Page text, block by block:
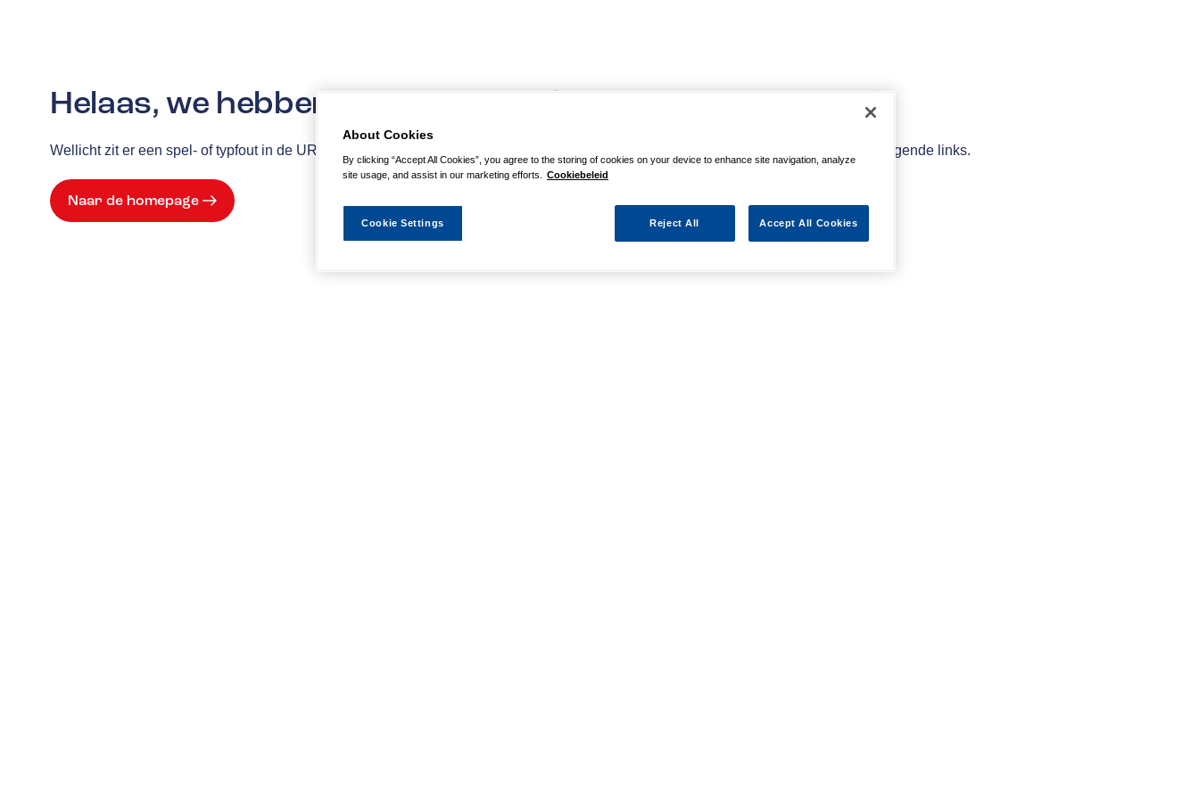
Helaas, we hebben de pagina niet kunnen vinden
Wellicht zit er een spel- of typfout in de URL of is de actie waarnaar u zocht al verlopen. We hopen u weer op weg te helpen met de volgende links.
Naar de homepage
About Cookies
By clicking “Accept All Cookies”, you agree to the storing of cookies on your device to enhance site navigation, analyze
site usage, and assist in our marketing efforts.
Cookiebeleid
Reject All Accept All Cookies
Cookie Settings